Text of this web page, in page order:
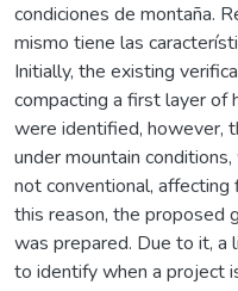
condiciones de montaña.
mismo tiene las
Initially, the existing
compacting a first layer of
were identified, however,
under mountain
not conventional,
this reason, the proposed
was prepared. Due to it,
to identify when a project